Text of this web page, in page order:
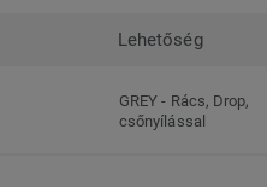
Lehetőség
GREY- Rács, Drop,
csőnyílással